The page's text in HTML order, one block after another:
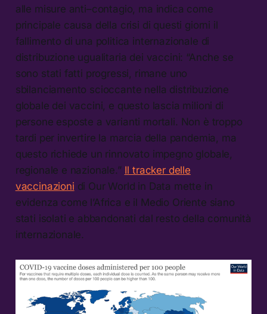
alle misure anti–contagio, ma indica come
principale causa della crisi di questi giorni il
fallimento di una politica internazionale di
distribuzione ugualitaria dei vaccini: “Anche se
sono stati fatti progressi, rimane uno
sbilanciamento scioccante nella distribuzione
globale dei vaccini, e questo lascia milioni di
persone esposte a varianti mortali. Non è troppo
tardi per invertire la marcia della pandemia, ma
questo richiede un rinnovato impegno globale,
regionale e nazionale.” Il tracker delle
vaccinazioni di Our World in Data mette in
evidenza come l’Africa e il Medio Oriente siano
stati isolati e abbandonati dal resto della comunità
internazionale.